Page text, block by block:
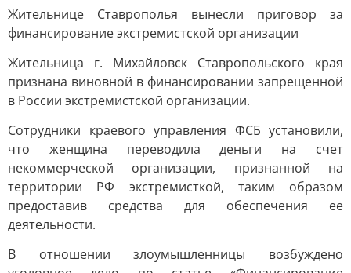
Жительнице Ставрополья вынесли приговор за
финансирование экстремистской организации
Жительница г. Михайловск Ставропольского края
признана виновной в финансировании запрещенной
в России экстремистской организации.
Сотрудники краевого управления ФСБ установили,
что женщина переводила деньги на счет
некоммерческой организации, признанной на
территории РФ экстремисткой, таким образом
предоставив средства для обеспечения ее
деятельности.
В отношении злоумышленницы возбуждено